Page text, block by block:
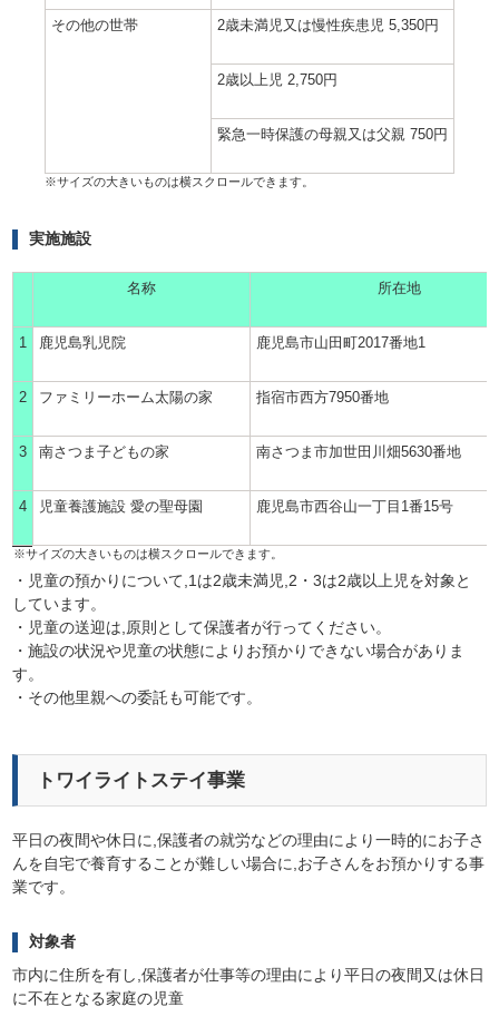
その他の世帯 2歳未満児又は慢性疾患児 5,350円
2歳以上児 2,750円
緊急一時保護の母親又は父親 750円
実施施設
名称 所在地
1 鹿児島乳児院 鹿児島市山田町2017番地1
2 ファミリーホーム太陽の家 指宿市西方7950番地
3 南さつま子どもの家 南さつま市加世田川畑5630番地
4 児童養護施設 愛の聖母園 鹿児島市西谷山一丁目1番15号
・児童の預かりについて,1は2歳未満児,2・3は2歳以上児を対象と
しています。
・児童の送迎は,原則として保護者が行ってください。
・施設の状況や児童の状態によりお預かりできない場合がありま
す。
・その他里親への委託も可能です。
トワイライトステイ事業
平日の夜間や休日に,保護者の就労などの理由により一時的にお子さ
んを自宅で養育することが難しい場合に,お子さんをお預かりする事
業です。
対象者
市内に住所を有し,保護者が仕事等の理由により平日の夜間又は休日
に不在となる家庭の児童